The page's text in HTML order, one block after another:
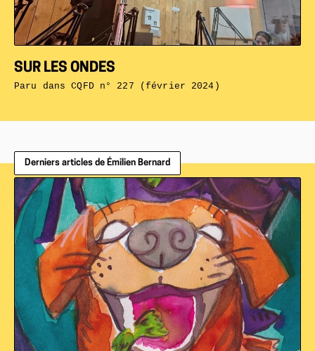
SUR LES ONDES
Paru dansCQFD n° 227 (février 2024)
Derniers articles de Émilien Bernard